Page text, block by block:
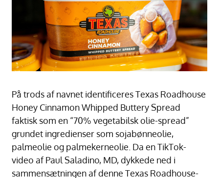
På trods af navnet identificeres Texas Roadhouse
Honey Cinnamon Whipped Buttery Spread
faktisk som en “70% vegetabilsk olie-spread”
grundet ingredienser som sojabønneolie,
palmeolie og palmekerneolie. Da en TikTok-
video af Paul Saladino, MD, dykkede ned i
sammensætningen af denne Texas Roadhouse-